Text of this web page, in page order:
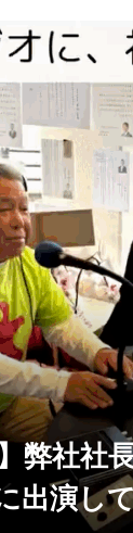
弊社社
出演し